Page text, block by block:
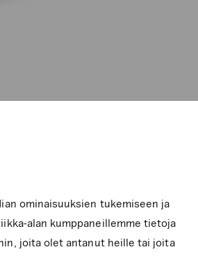
ominaisuuksien tukemiseen ja
alan kumppaneillemme tietoja
joita olet antanut heille tai joita